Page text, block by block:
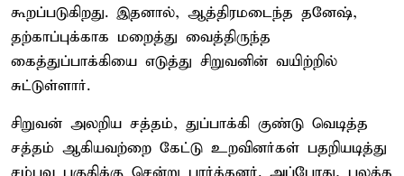
கூறப்படுகிறது. இதனால், ஆத்திரமடைந்த தனேஷ்,
தற்காப்புக்காக மறைத்து வைத்திருந்த
கைத்துப்பாக்கியை எடுத்து சிறுவனின் வயிற்றில்
சுட்டுள்ளார்.
சிறுவன் அலறிய சத்தம், துப்பாக்கி குண்டு வெடித்த
சத்தம் ஆகியவற்றை கேட்டு உறவினர்கள் பதறியடித்து